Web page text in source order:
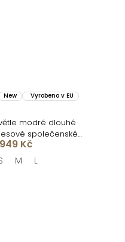
New Vyrobeno v EU
modré dlouhé
společenské
CELLINES
Kč
M L